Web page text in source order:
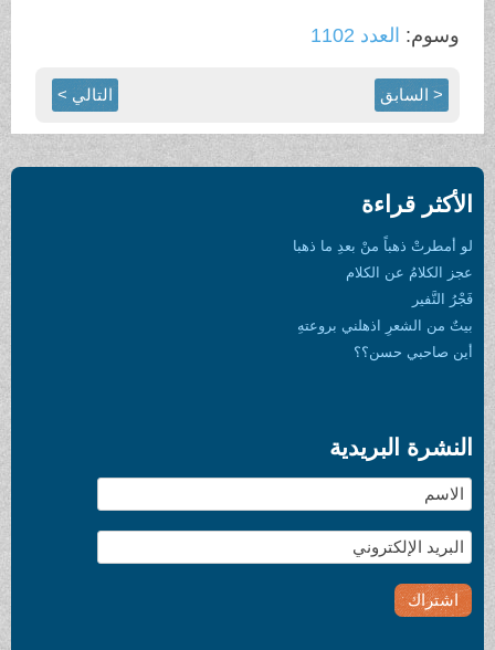
وسوم:العدد 1102
< السابق التالي >
الأكثر قراءة
لو أمطرتْ ذهباً منْ بعدِ ما ذهبا
عجز الكلامُ عن الكلام
فَجْرُ النَّفير
بيتٌ من الشعرِ اذهلني بروعتهِ
أين صاحبي حسن؟؟
النشرة البريدية